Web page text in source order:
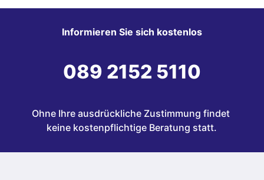
Informieren Sie sich kostenlos
089 2152 5110
Ohne Ihre ausdrückliche Zustimmung findet
keine kostenpflichtige Beratung statt.